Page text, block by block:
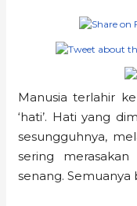
Manusia terlahir
‘hati’. Hati yang
sesungguhnya,
sering
senang. Semuanya